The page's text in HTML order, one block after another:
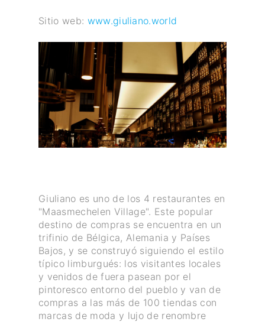
Sitio web: www.giuliano.world
Giuliano es uno de los 4 restaurantes en
"Maasmechelen Village". Este popular
destino de compras se encuentra en un
trifinio de Bélgica, Alemania y Países
Bajos, y se construyó siguiendo el estilo
típico limburgués: los visitantes locales
y venidos de fuera pasean por el
pintoresco entorno del pueblo y van de
compras a las más de 100 tiendas con
marcas de moda y lujo de renombre